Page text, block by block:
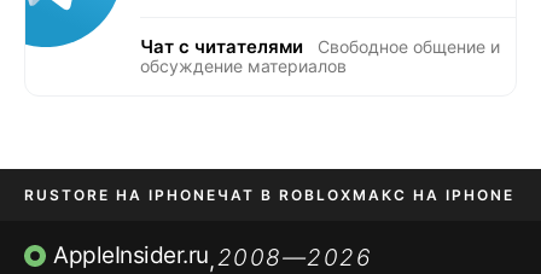
Чат с читателями
Свободное общение и
обсуждение материалов
RUSTORE НА IPHONE ЧАТ В ROBLOXМАКС НА IPHONE
AVITO НА IPHONEВТБ ОНЛАЙН TIKTOK НА IPHONE
AppleInsider.ru,2008—2026